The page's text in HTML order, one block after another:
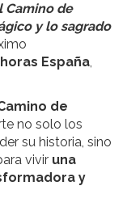
Camino de
y lo sagrado
horas España,
de
no solo los
su historia, sino
vivir una
y